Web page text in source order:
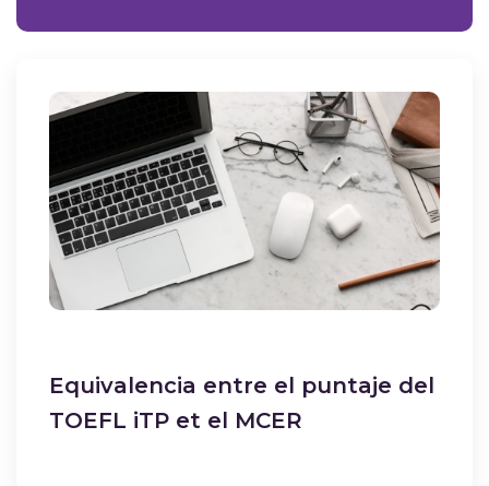
Equivalencia entre el puntaje del
TOEFL iTP et el MCER